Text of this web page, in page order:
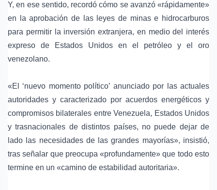
Y, en ese sentido, recordó cómo se avanzó «rápidamente»
en la aprobación de las leyes de minas e hidrocarburos
para permitir la inversión extranjera, en medio del interés
expreso de Estados Unidos en el petróleo y el oro
venezolano.
«El ‘nuevo momento político’ anunciado por las actuales
autoridades y caracterizado por acuerdos energéticos y
compromisos bilaterales entre Venezuela, Estados Unidos
y trasnacionales de distintos países, no puede dejar de
lado las necesidades de las grandes mayorías», insistió,
tras señalar que preocupa «profundamente» que todo esto
termine en un «camino de estabilidad autoritaria».